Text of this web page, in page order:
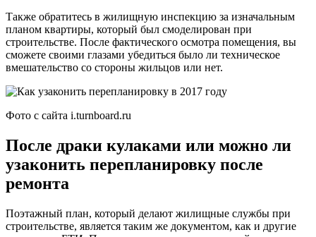
Также обратитесь в жилищную инспекцию за изначальным
планом квартиры, который был смоделирован при
строительстве. После фактического осмотра помещения, вы
сможете своими глазами убедиться было ли техническое
вмешательство со стороны жильцов или нет.
Фото с сайта i.turnboard.ru
После драки кулаками или можно ли
узаконить перепланировку после
ремонта
Поэтажный план, который делают жилищные службы при
строительстве, является таким же документом, как и другие